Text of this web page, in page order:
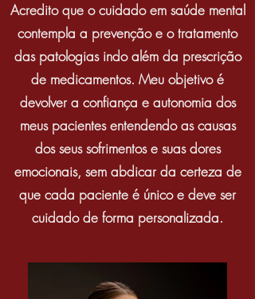
Acredito que o cuidado em saúde mental
contempla a prevenção e o tratamento
das patologias indo além da prescrição
de medicamentos. Meu objetivo é
devolver a confiança e autonomia dos
meus pacientes entendendo as causas
dos seus sofrimentos e suas dores
emocionais, sem abdicar da certeza de
que cada paciente é único e deve ser
cuidado de forma personalizada.